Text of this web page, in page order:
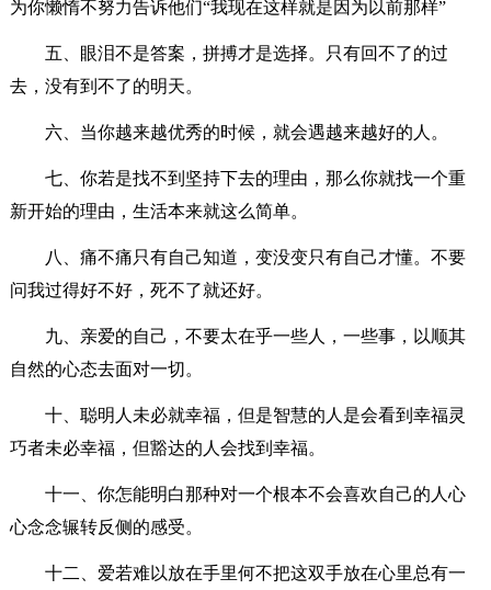
为你懒惰不努力告诉他们“我现在这样就是因为以前那样”
五、眼泪不是答案，拼搏才是选择。只有回不了的过
去，没有到不了的明天。
六、当你越来越优秀的时候，就会遇越来越好的人。
七、你若是找不到坚持下去的理由，那么你就找一个重
新开始的理由，生活本来就这么简单。
八、痛不痛只有自己知道，变没变只有自己才懂。不要
问我过得好不好，死不了就还好。
九、亲爱的自己，不要太在乎一些人，一些事，以顺其
自然的心态去面对一切。
十、聪明人未必就幸福，但是智慧的人是会看到幸福灵
巧者未必幸福，但豁达的人会找到幸福。
十一、你怎能明白那种对一个根本不会喜欢自己的人心
心念念辗转反侧的感受。
十二、爱若难以放在手里何不把这双手放在心里总有一